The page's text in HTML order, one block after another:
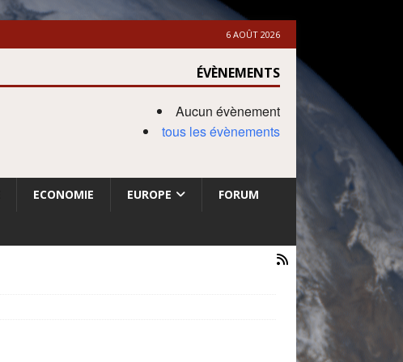
6 AOÛT 2026
ÉVÈNEMENTS
Aucun évènement
tous les évènements
ECONOMIE EUROPE FORUM